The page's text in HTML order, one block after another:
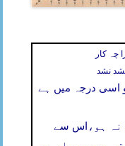
چہ کار
نشد
اسی درجہ میں ہے
اس سے ہو،